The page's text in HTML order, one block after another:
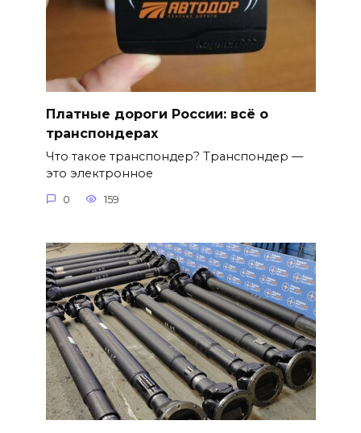
Платные дороги России: всё о
транспондерах
Что такое транспондер? Транспондер —
это электронное
0 159